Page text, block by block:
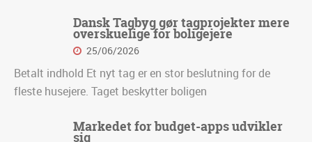
Dansk Tagbyg gør tagprojekter mere
overskuelige for boligejere
25/06/2026
Betalt indhold Et nyt tag er en stor beslutning for de
fleste husejere. Taget beskytter boligen
Markedet for budget-apps udvikler
sig